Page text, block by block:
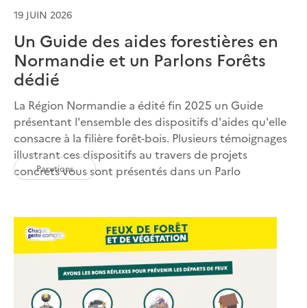
19 JUIN 2026
Un Guide des aides forestières en
Normandie et un Parlons Forêts
dédié
La Région Normandie a édité fin 2025 un Guide
présentant l'ensemble des dispositifs d'aides qu'elle
consacre à la filière forêt-bois. Plusieurs témoignages
illustrant ces dispositifs au travers de projets
concrets vous sont présentés dans un Parlo
Parutions